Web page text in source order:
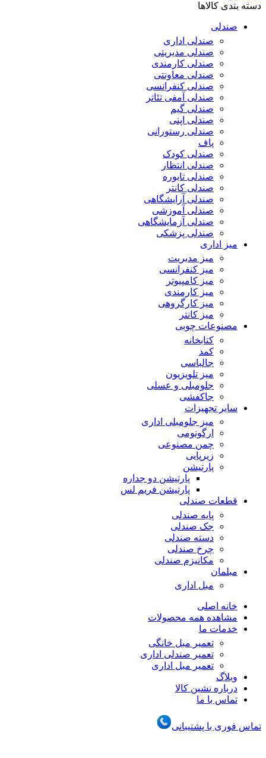
دسته بندی کالاها
صندلی
صندلی اداری
صندلی مدیریتی
صندلی کارمندی
صندلی معاونتی
صندلی کنفرانسی
صندلی آمفی تئاتر
صندلی گیم
صندلی اپنی
صندلی رستورانی
پاف
صندلی کودک
صندلی انتظار
صندلی تابوره
صندلی کانتر
صندلی آرایشگاهی
صندلی آموزشی
صندلی آزمایشگاهی
صندلی پزشکی
میز اداری
میز مدیریت
میز کنفرانسی
میز کامپیوتر
میز کارمندی
میز کارگروهی
میز کانتر
مصنوعات چوبی
کتابخانه
کمد
جالباسی
میز تلویزیون
جلومبلی و عسلی
جاکفشی
سایر تجهیزات
میز جلومبلی اداری
ارگونومی
چمن مصنوعی
زیرپایی
پارتیشن
پارتیشن دو جداره
پارتیشن فریم لس
قطعات صندلی
پایه صندلی
جک صندلی
دسته صندلی
چرخ صندلی
مکانیزم صندلی
مبلمان
مبل اداری
خانه اصلی
مشاهده همه محصولات
خدمات ما
تعمیر مبل خانگی
تعمیر صندلی اداری
تعمیر مبل اداری
وبلاگ
درباره نشین کالا
تماس با ما
تماس فوری با پشتیبانی